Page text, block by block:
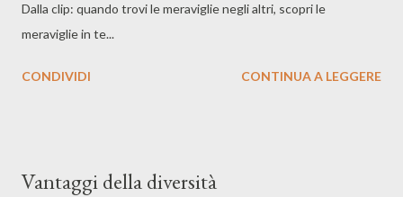
Dalla clip: quando trovi le meraviglie negli altri, scopri le
meraviglie in te...
CONDIVIDI CONTINUA A LEGGERE
Vantaggi della diversità